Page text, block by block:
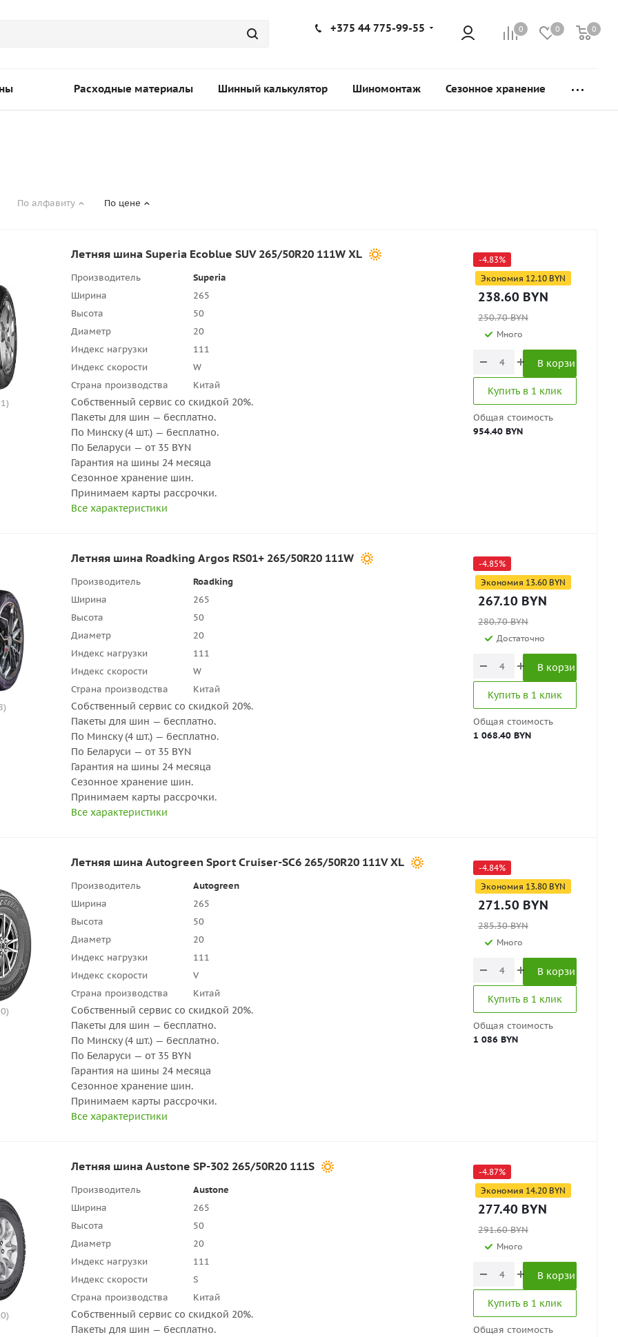
0 0 0
+375 44 775-99-55
Расходные материалы Шинный калькулятор Шиномонтаж Сезонное хранение
По алфавиту По цене
Летняя шина Superia Ecoblue SUV 265/50R20 111W XL
Производитель
Superia
Ширина
265
Высота
50
Диаметр
20
Индекс нагрузки
111
Индекс скорости
W
Страна производства
Китай
Собственный сервис со скидкой 20%.
Пакеты для шин — бесплатно.
По Минску (4 шт.) — бесплатно.
По Беларуси — от 35 BYN
Гарантия на шины 24 месяца
Сезонное хранение шин.
Принимаем карты рассрочки.
Все характеристики
-4.83%
Экономия 12.10 BYN
238.60 BYN
250.70BYN
Много
В корзину
Купить в 1 клик
Общая стоимость
954.40 BYN
Летняя шина Roadking Argos RS01+ 265/50R20 111W
Производитель
Roadking
Ширина
265
Высота
50
Диаметр
20
Индекс нагрузки
111
Индекс скорости
W
Страна производства
Китай
Собственный сервис со скидкой 20%.
Пакеты для шин — бесплатно.
По Минску (4 шт.) — бесплатно.
По Беларуси — от 35 BYN
Гарантия на шины 24 месяца
Сезонное хранение шин.
Принимаем карты рассрочки.
Все характеристики
-4.85%
Экономия 13.60 BYN
267.10 BYN
280.70BYN
Достаточно
В корзину
Купить в 1 клик
Общая стоимость
1 068.40 BYN
Летняя шина Autogreen Sport Cruiser-SC6 265/50R20 111V XL
Производитель
Autogreen
Ширина
265
Высота
50
Диаметр
20
Индекс нагрузки
111
Индекс скорости
V
Страна производства
Китай
Собственный сервис со скидкой 20%.
Пакеты для шин — бесплатно.
По Минску (4 шт.) — бесплатно.
По Беларуси — от 35 BYN
Гарантия на шины 24 месяца
Сезонное хранение шин.
Принимаем карты рассрочки.
Все характеристики
-4.84%
Экономия 13.80 BYN
271.50 BYN
285.30BYN
Много
В корзину
Купить в 1 клик
Общая стоимость
1 086 BYN
Летняя шина Austone SP-302 265/50R20 111S
Производитель
Austone
Ширина
265
Высота
50
Диаметр
20
Индекс нагрузки
111
Индекс скорости
S
Страна производства
Китай
Собственный сервис со скидкой 20%.
Пакеты для шин — бесплатно.
-4.87%
Экономия 14.20 BYN
277.40 BYN
291.60BYN
Много
В корзину
Купить в 1 клик
Общая стоимость